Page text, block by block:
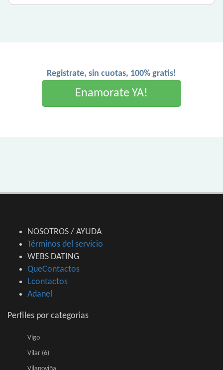
Registrate, sin cuotas, 100% gratis!
Enamorate YA!
NOSOTROS / AYUDA
Términos del servicio
WEBS DATING
QueContactos
Lcontactos
Adanel
Perfiles por categorias
Vigo
Vilar (6)